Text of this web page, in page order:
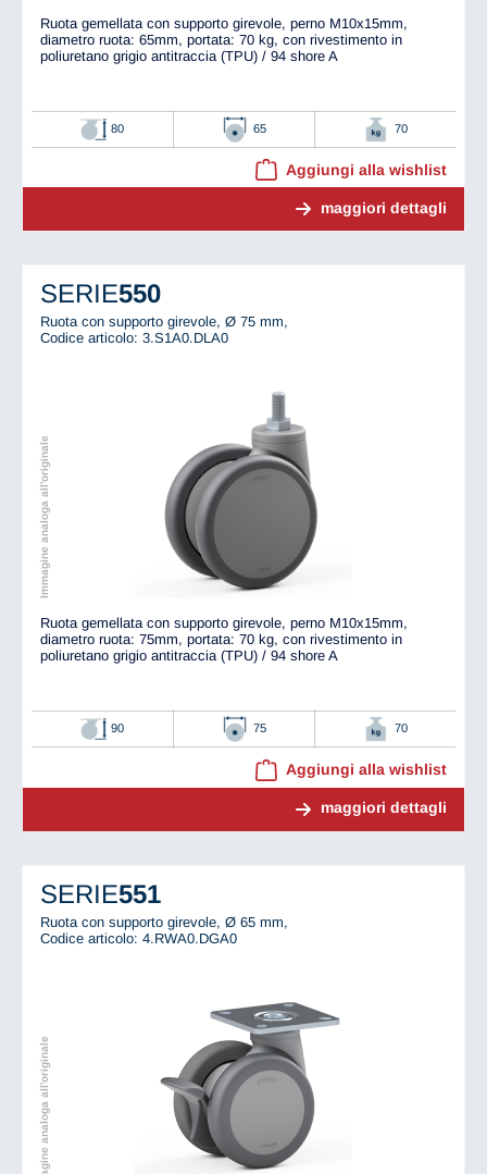
Ruota gemellata con supporto girevole, perno M10x15mm,
diametro ruota: 65mm, portata: 70 kg, con rivestimento in
poliuretano grigio antitraccia (TPU) / 94 shore A
80 65 70
Aggiungi alla wishlist
maggiori dettagli
SERIE550
Ruota con supporto girevole, Ø 75 mm,
Codice articolo: 3.S1A0.DLA0
Immagine analoga all'originale
Ruota gemellata con supporto girevole, perno M10x15mm,
diametro ruota: 75mm, portata: 70 kg, con rivestimento in
poliuretano grigio antitraccia (TPU) / 94 shore A
90 75 70
Aggiungi alla wishlist
maggiori dettagli
SERIE551
Ruota con supporto girevole, Ø 65 mm,
Codice articolo: 4.RWA0.DGA0
Immagine analoga all'originale